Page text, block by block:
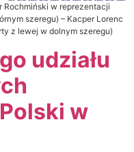
Rochmiński w reprezentacji
szeregu) – Kacper Lorenc
z lewej w dolnym szeregu)
udziału
w